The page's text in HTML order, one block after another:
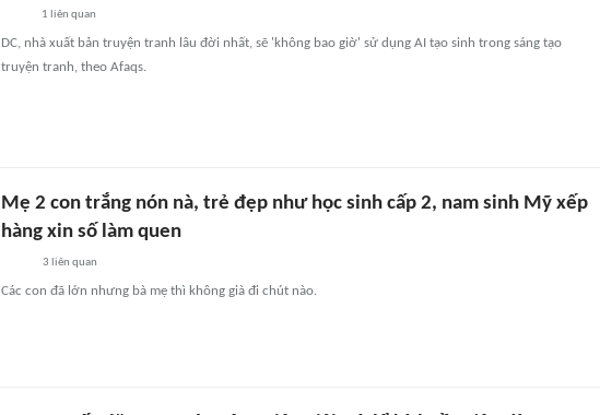
1 liên quan
DC, nhà xuất bản truyện tranh lâu đời nhất, sẽ 'không bao giờ' sử dụng AI tạo sinh trong sáng tạo
truyện tranh, theo Afaqs.
Mẹ 2 con trắng nón nà, trẻ đẹp như học sinh cấp 2, nam sinh Mỹ xếp
hàng xin số làm quen
3 liên quan
Các con đã lớn nhưng bà mẹ thì không già đi chút nào.